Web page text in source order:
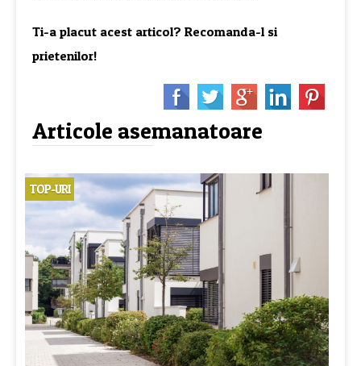
Ti-a placut acest articol? Recomanda-l si
prietenilor!
Articole asemanatoare
TOP-URI